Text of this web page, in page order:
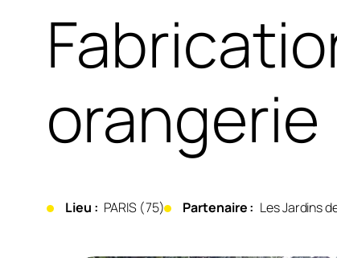
orangerie
Lieu : PARIS (75) Partenaire : Les Jardins